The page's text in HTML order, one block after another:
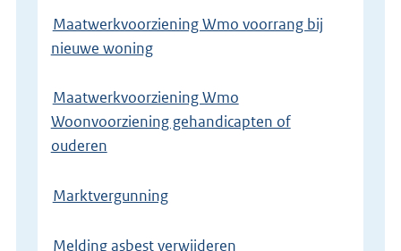
Maatwerkvoorziening Wmo voorrang bij
nieuwe woning
Maatwerkvoorziening Wmo
Woonvoorziening gehandicapten of
ouderen
Marktvergunning
Melding asbest verwijderen